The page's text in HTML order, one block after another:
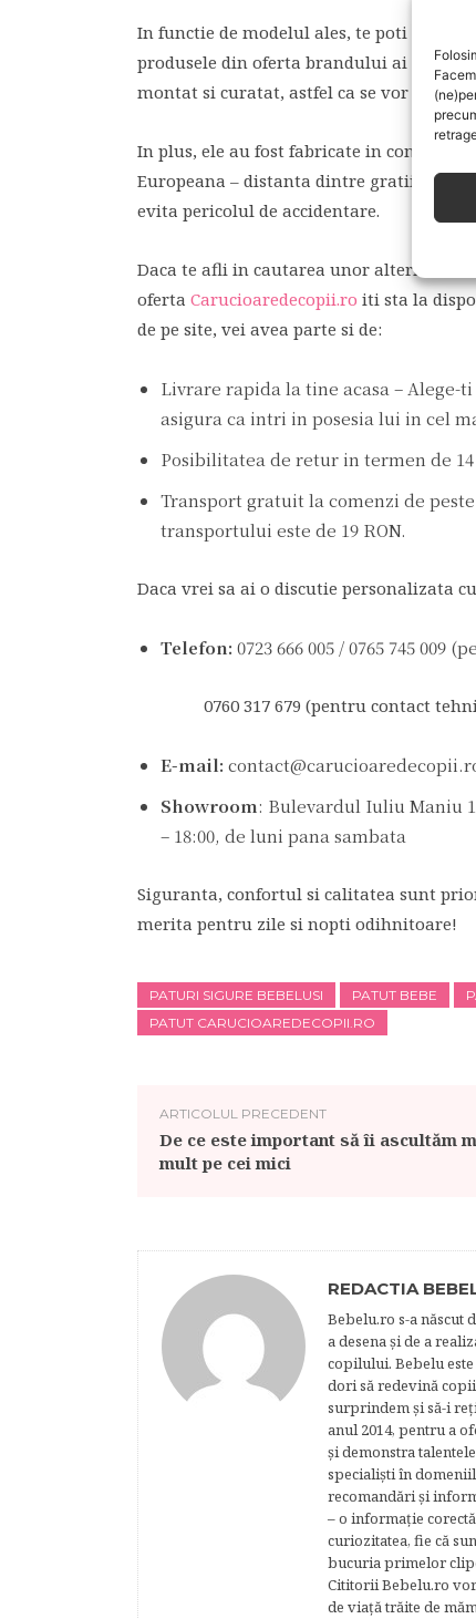
In functie de modelul ales, te poti bucura
produsele din oferta brandului ai parte
montat si curatat, astfel ca se vor
In plus, ele au fost fabricate in
Europeana – distanta dintre gratii este
evita pericolul de accidentare.
Daca te afli in cautarea unor alternative
oferta Carucioaredecopii.ro iti sta la
de pe site, vei avea parte si de:
Livrare rapida la tine acasa – Alege-
asigura ca intri in posesia lui in cel
Posibilitatea de retur in termen de
Transport gratuit la comenzi de peste
transportului este de 19 RON.
Daca vrei sa ai o discutie personalizata
Telefon: 0723 666 005 / 0765 745 009
0760 317 679 (pentru contact
E-mail:
Showroom: Bulevardul Iuliu Maniu
– 18:00, de luni pana sambata
Siguranta, confortul si calitatea sunt
merita pentru zile si nopti odihnitoare!
PATURI SIGURE BEBELUSI PATUT BEBE
PATUT CARUCIOAREDECOPII.RO
ARTICOLUL PRECEDENT
De ce este important să îi ascultăm
mult pe cei mici
REDACTIA
Bebelu.ro s-a născut
a desena şi de a
copilului. Bebelu
dori să redevină
surprindem şi să-i
anul 2014, pentru a
şi demonstra
specialişti în
recomandări şi
– o informaţie
curiozitatea, fie că
bucuria primelor
Cititorii Bebelu.ro
de viaţă trăite de